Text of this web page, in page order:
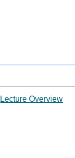
Lecture Overview